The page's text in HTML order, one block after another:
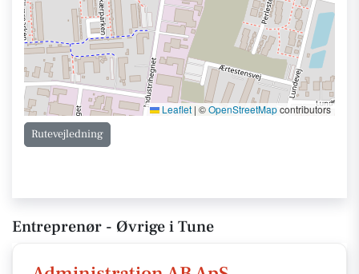
Leaflet | ©OpenStreetMapcontributors
Rutevejledning
Entreprenør - Øvrige i Tune